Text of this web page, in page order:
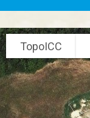
TopoICC